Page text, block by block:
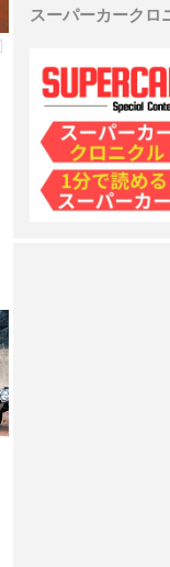
スーパーカークロ